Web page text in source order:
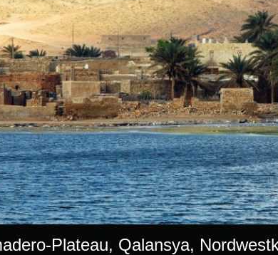
Plateau, Qalansya,